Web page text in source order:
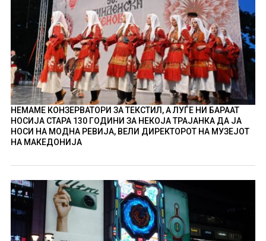
НЕМАМЕ КОНЗЕРВАТОРИ ЗА ТЕКСТИЛ, А ЛУЃЕ НИ БАРААТ
НОСИЈА СТАРА 130 ГОДИНИ ЗА НЕКОЈА ТРАЈАНКА ДА ЈА
НОСИ НА МОДНА РЕВИЈА, ВЕЛИ ДИРЕКТОРОТ НА МУЗЕЈОТ
НА МАКЕДОНИЈА